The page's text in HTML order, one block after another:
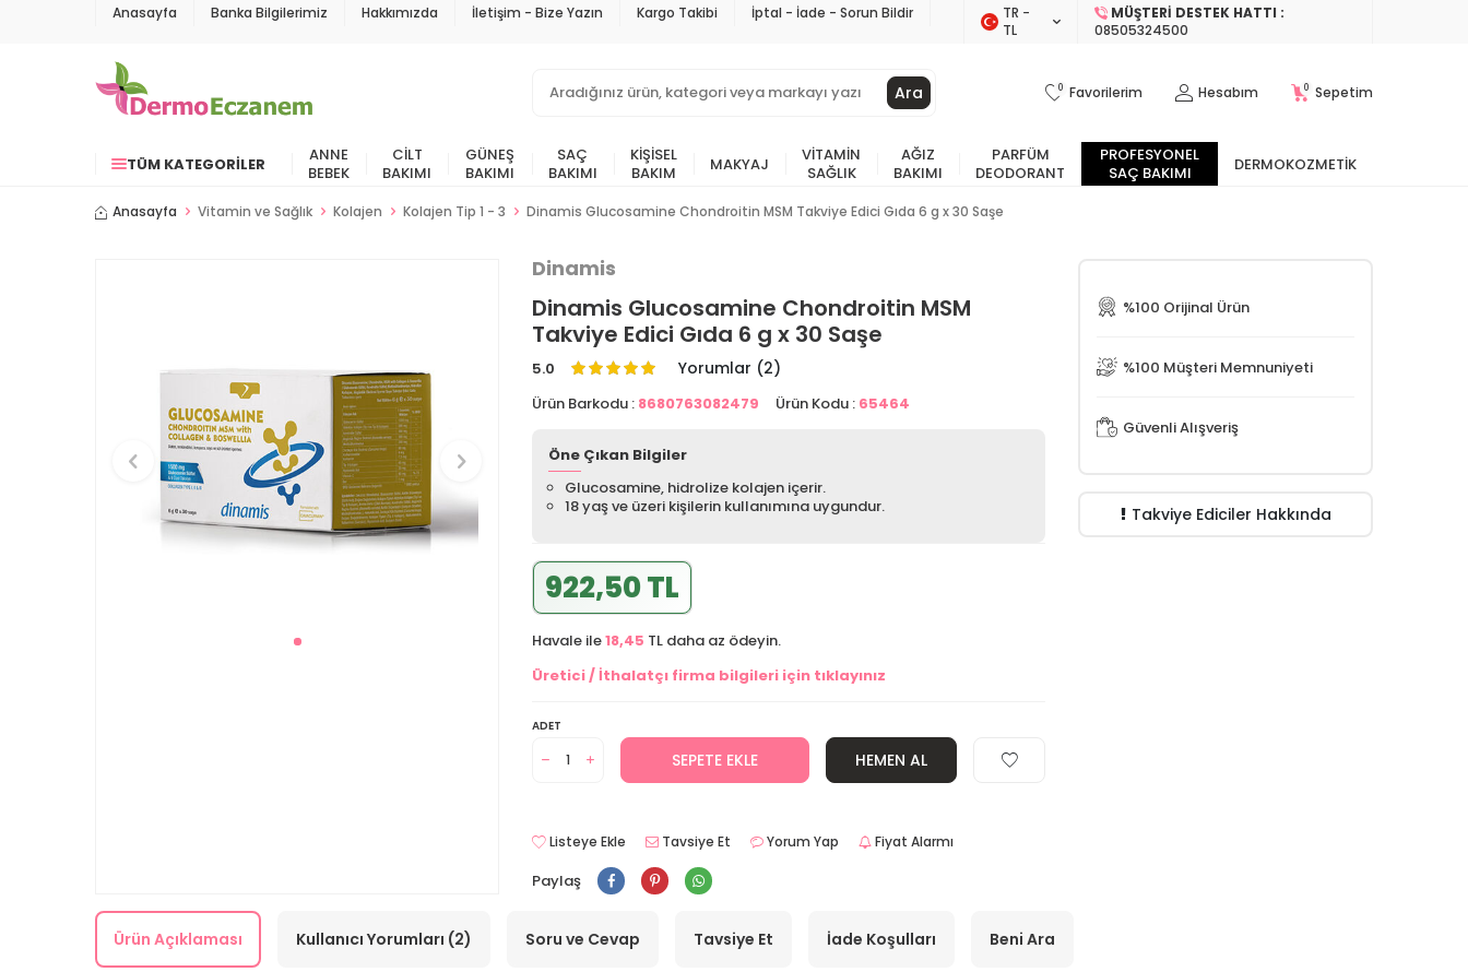
Anasayfa Banka Bilgilerimiz Hakkımızda İletişim - Bize Yazın Kargo Takibi İptal - İade - Sorun Bildir
TR −
TL
MÜŞTERI DESTEK HATTI :
08505324500
Ara 0 Favorilerim Hesabım 0 Sepetim
TÜM KATEGORILER
ANNE
BEBEK
CILT
BAKIMI
GÜNEŞ
BAKIMI
SAÇ
BAKIMI
KIŞISEL
BAKIM
MAKYAJ
VITAMIN
SAĞLIK
AĞIZ
BAKIMI
PARFÜM
DEODORANT
PROFESYONEL
SAÇ BAKIMI
DERMOKOZMETIK
Anasayfa Vitamin ve Sağlık Kolajen Kolajen Tip 1 - 3 Dinamis Glucosamine Chondroitin MSM Takviye Edici Gıda 6 g x 30 Saşe
Dinamis
Dinamis Glucosamine Chondroitin MSM
Takviye Edici Gıda 6 g x 30 Saşe
5.0 Yorumlar (2)
Ürün Barkodu : 8680763082479 Ürün Kodu : 65464
Öne Çıkan Bilgiler
Glucosamine, hidrolize kolajen içerir.
18 yaş ve üzeri kişilerin kullanımına uygundur.
922,50 TL
Havale ile18,45 TL daha az ödeyin.
Üretici / İthalatçı firma bilgileri için tıklayınız
ADET
SEPETE EKLE HEMEN AL
Listeye Ekle Tavsiye Et Yorum Yap Fiyat Alarmı
Paylaş
%100 Orijinal Ürün
%100 Müşteri Memnuniyeti
Güvenli Alışveriş
Takviye Ediciler Hakkında
Ürün Açıklaması Kullanıcı Yorumları (2) Soru ve Cevap Tavsiye Et İade Koşulları Beni Ara